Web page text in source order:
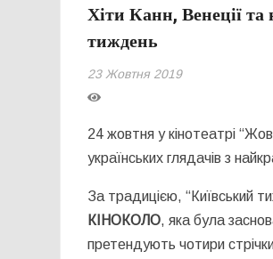
Хіти Канн, Венеції
тиждень
23 Жовтня 2019
24 жовтня у кінотеатрі
українських глядачів з
За традицією, “Київський
КІНОКОЛО, яка була
претендують чотири